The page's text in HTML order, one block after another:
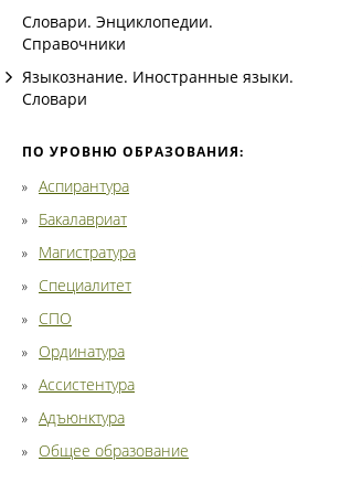
Словари. Энциклопедии.
Справочники
Языкознание. Иностранные языки.
Словари
ПО УРОВНЮ ОБРАЗОВАНИЯ:
Аспирантура
Бакалавриат
Магистратура
Специалитет
СПО
Ординатура
Ассистентура
Адъюнктура
Общее образование